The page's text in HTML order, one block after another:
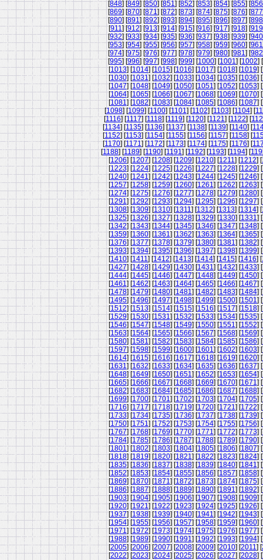
[848] [849] [850] [851] [852] [853] [854] [855] [856
[869] [870] [871] [872] [873] [874] [875] [876] [877
[890] [891] [892] [893] [894] [895] [896] [897] [898
[911] [912] [913] [914] [915] [916] [917] [918] [919
[932] [933] [934] [935] [936] [937] [938] [939] [940
[953] [954] [955] [956] [957] [958] [959] [960] [961
[974] [975] [976] [977] [978] [979] [980] [981] [982
[995] [996] [997] [998] [999] [1000] [1001] [1002] [
[1013] [1014] [1015] [1016] [1017] [1018] [1019] [
[1030] [1031] [1032] [1033] [1034] [1035] [1036] [
[1047] [1048] [1049] [1050] [1051] [1052] [1053] [
[1064] [1065] [1066] [1067] [1068] [1069] [1070] [
[1081] [1082] [1083] [1084] [1085] [1086] [1087] [
[1098] [1099] [1100] [1101] [1102] [1103] [1104] [
[1116] [1117] [1118] [1119] [1120] [1121] [1122] [
[1134] [1135] [1136] [1137] [1138] [1139] [1140] [
[1152] [1153] [1154] [1155] [1156] [1157] [1158] [
[1170] [1171] [1172] [1173] [1174] [1175] [1176] [
[1188] [1189] [1190] [1191] [1192] [1193] [1194] [
[1206] [1207] [1208] [1209] [1210] [1211] [1212] [
[1223] [1224] [1225] [1226] [1227] [1228] [1229] [
[1240] [1241] [1242] [1243] [1244] [1245] [1246] [
[1257] [1258] [1259] [1260] [1261] [1262] [1263] [
[1274] [1275] [1276] [1277] [1278] [1279] [1280] [
[1291] [1292] [1293] [1294] [1295] [1296] [1297] [
[1308] [1309] [1310] [1311] [1312] [1313] [1314] [
[1325] [1326] [1327] [1328] [1329] [1330] [1331] [
[1342] [1343] [1344] [1345] [1346] [1347] [1348] [
[1359] [1360] [1361] [1362] [1363] [1364] [1365] [
[1376] [1377] [1378] [1379] [1380] [1381] [1382] [
[1393] [1394] [1395] [1396] [1397] [1398] [1399] [
[1410] [1411] [1412] [1413] [1414] [1415] [1416] [
[1427] [1428] [1429] [1430] [1431] [1432] [1433] [
[1444] [1445] [1446] [1447] [1448] [1449] [1450] [
[1461] [1462] [1463] [1464] [1465] [1466] [1467] [
[1478] [1479] [1480] [1481] [1482] [1483] [1484] [
[1495] [1496] [1497] [1498] [1499] [1500] [1501] [
[1512] [1513] [1514] [1515] [1516] [1517] [1518] [
[1529] [1530] [1531] [1532] [1533] [1534] [1535] [
[1546] [1547] [1548] [1549] [1550] [1551] [1552] [
[1563] [1564] [1565] [1566] [1567] [1568] [1569] [
[1580] [1581] [1582] [1583] [1584] [1585] [1586] [
[1597] [1598] [1599] [1600] [1601] [1602] [1603] [
[1614] [1615] [1616] [1617] [1618] [1619] [1620] [
[1631] [1632] [1633] [1634] [1635] [1636] [1637] [
[1648] [1649] [1650] [1651] [1652] [1653] [1654] [
[1665] [1666] [1667] [1668] [1669] [1670] [1671] [
[1682] [1683] [1684] [1685] [1686] [1687] [1688] [
[1699] [1700] [1701] [1702] [1703] [1704] [1705] [
[1716] [1717] [1718] [1719] [1720] [1721] [1722] [
[1733] [1734] [1735] [1736] [1737] [1738] [1739] [
[1750] [1751] [1752] [1753] [1754] [1755] [1756] [
[1767] [1768] [1769] [1770] [1771] [1772] [1773] [
[1784] [1785] [1786] [1787] [1788] [1789] [1790] [
[1801] [1802] [1803] [1804] [1805] [1806] [1807] [
[1818] [1819] [1820] [1821] [1822] [1823] [1824] [
[1835] [1836] [1837] [1838] [1839] [1840] [1841] [
[1852] [1853] [1854] [1855] [1856] [1857] [1858] [
[1869] [1870] [1871] [1872] [1873] [1874] [1875] [
[1886] [1887] [1888] [1889] [1890] [1891] [1892] [
[1903] [1904] [1905] [1906] [1907] [1908] [1909] [
[1920] [1921] [1922] [1923] [1924] [1925] [1926] [
[1937] [1938] [1939] [1940] [1941] [1942] [1943] [
[1954] [1955] [1956] [1957] [1958] [1959] [1960] [
[1971] [1972] [1973] [1974] [1975] [1976] [1977] [
[1988] [1989] [1990] [1991] [1992] [1993] [1994] [
[2005] [2006] [2007] [2008] [2009] [2010] [2011] [
[2022] [2023] [2024] [2025] [2026] [2027] [2028] [